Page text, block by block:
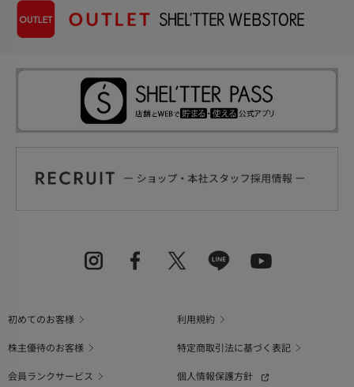
初めてのお客様
利用規約
株主優待のお客様
特定商取引法に基づく表記
会員ランクサービス
個人情報保護方針